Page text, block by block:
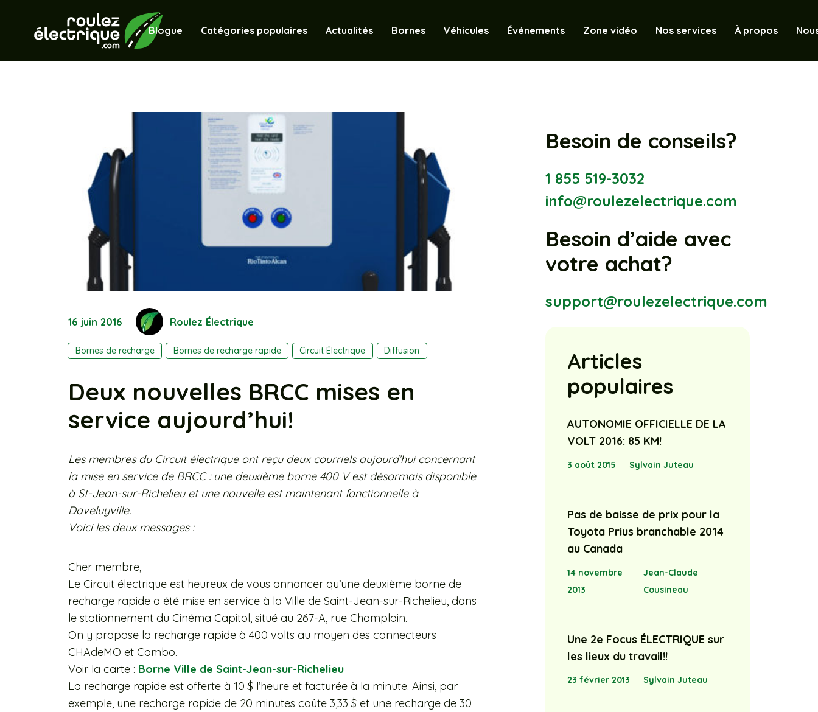
Blogue Catégories populaires Actualités Bornes Véhicules Événements Zone vidéo Nos services À propos
16 juin 2016 Roulez Électrique
Bornes de recharge Bornes de recharge rapide Circuit Électrique Diffusion
Deux nouvelles BRCC mises en
service aujourd’hui!
Les membres du Circuit électrique ont reçu deux courriels aujourd’hui concernant
la mise en service de BRCC : une deuxième borne 400 V est désormais disponible
à St-Jean-sur-Richelieu et une nouvelle est maintenant fonctionnelle à
Daveluyville.
Voici les deux messages :
Cher membre,
Le Circuit électrique est heureux de vous annoncer qu’une deuxième borne de
recharge rapide a été mise en service à la Ville de Saint-Jean-sur-Richelieu, dans
le stationnement du Cinéma Capitol, situé au 267-A, rue Champlain.
On y propose la recharge rapide à 400 volts au moyen des connecteurs
CHAdeMO et Combo.
Voir la carte : Borne Ville de Saint-Jean-sur-Richelieu
La recharge rapide est offerte à 10 $ l’heure et facturée à la minute. Ainsi, par
exemple, une recharge rapide de 20 minutes coûte 3,33 $ et une recharge de 30
Besoin de conseils?
1 855 519-3032
info@roulezelectrique.com
Besoin d’aide avec
votre achat?
support@roulezelectrique.com
Articles
populaires
AUTONOMIE OFFICIELLE DE LA
VOLT 2016: 85 KM!
3 août 2015 Sylvain Juteau
Pas de baisse de prix pour la
Toyota Prius branchable 2014
au Canada
14 novembre
2013
Jean-Claude
Cousineau
Une 2e Focus ÉLECTRIQUE sur
les lieux du travail!!
23 février 2013 Sylvain Juteau